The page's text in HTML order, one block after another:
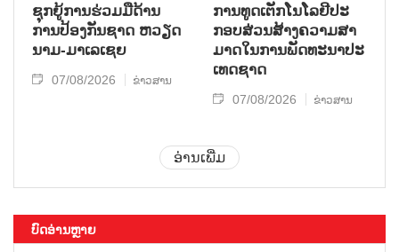
ຊຸກ​ຍູ້​ການ​ຮ່ວມ​ມື​ດ້ານ​
ການ​ປ້ອງ​ກັນ​ຊາດ ຫວຽດ​
ນາມ-ມາ​ເລ​ເຊຍ
07/08/2026 ຂ່າວສານ
ການ​ທູດ​ເຕັກ​ໂນ​ໂລ​ຢີ​ປະ​
ກອບ​ສ່ວນ​ສ້າງ​ຄວາມ​ສາ​
ມາດ​ໃນ​ການ​ພັດ​ທະ​ນາ​ປະ​
ເທດ​ຊາດ
07/08/2026 ຂ່າວສານ
ອ່ານເພີ່ມ
ບົດອ່ານຫຼາຍ